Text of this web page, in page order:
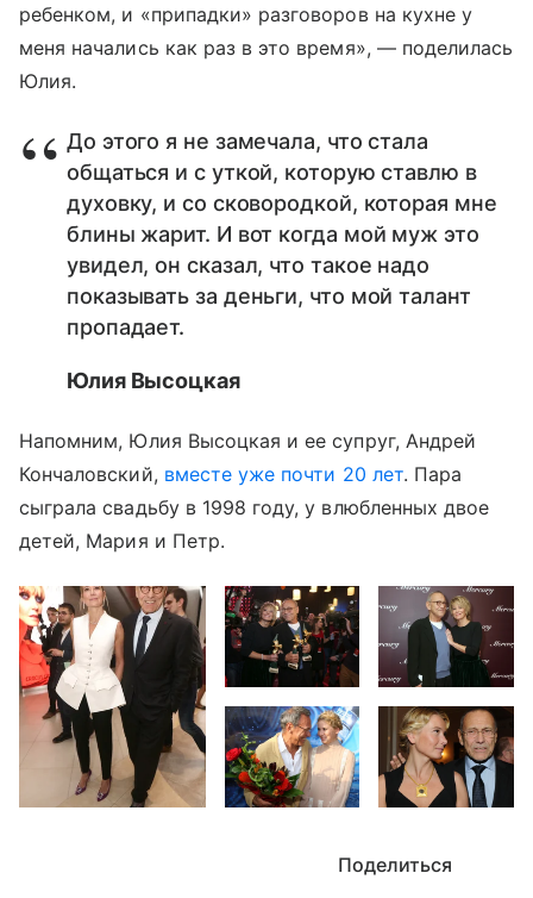
ребенком, и «припадки» разговоров на кухне у
меня начались как раз в это время», — поделилась
Юлия.
До этого я не замечала, что стала
общаться и с уткой, которую ставлю в
духовку, и со сковородкой, которая мне
блины жарит. И вот когда мой муж это
увидел, он сказал, что такое надо
показывать за деньги, что мой талант
пропадает.
Юлия Высоцкая
Напомним, Юлия Высоцкая и ее супруг, Андрей
Кончаловский, вместе уже почти 20 лет. Пара
сыграла свадьбу в 1998 году, у влюбленных двое
детей, Мария и Петр.
Поделиться